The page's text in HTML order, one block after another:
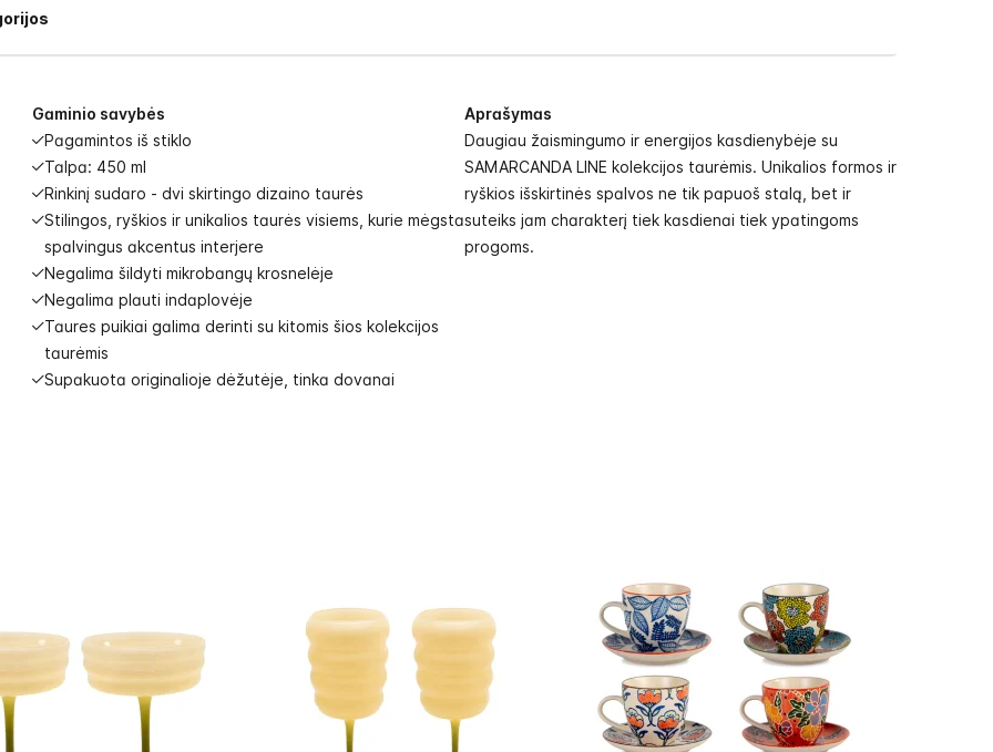
Gaminio savybės
Pagamintos iš stiklo
Talpa: 450 ml
Rinkinį sudaro - dvi skirtingo dizaino taurės
Stilingos, ryškios ir unikalios taurės visiems, kurie mėgsta
spalvingus akcentus interjere
Negalima šildyti mikrobangų krosnelėje
Negalima plauti indaplovėje
Taures puikiai galima derinti su kitomis šios kolekcijos
taurėmis
Supakuota originalioje dėžutėje, tinka dovanai
Aprašymas
Daugiau žaismingumo ir energijos kasdienybėje su
SAMARCANDA LINE kolekcijos taurėmis. Unikalios formos ir
ryškios išskirtinės spalvos ne tik papuoš stalą, bet ir
suteiks jam charakterį tiek kasdienai tiek ypatingoms
progoms.